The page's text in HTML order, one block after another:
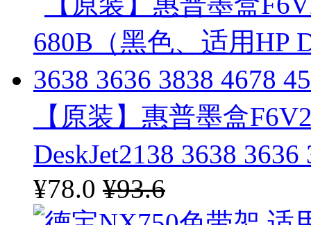
震旦复印机
富士胶片
【原装】惠普墨盒
DeskJet2138 3638
¥78.0 ¥93.6